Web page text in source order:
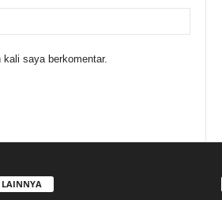
saya berkomentar.
LAINNYA